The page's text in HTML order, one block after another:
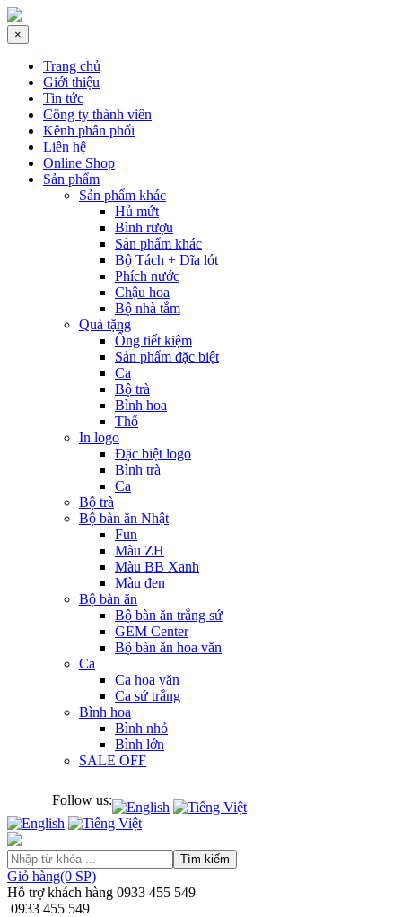
×
Trang chủ
Giới thiệu
Tin tức
Công ty thành viên
Kênh phân phối
Liên hệ
Online Shop
Sản phẩm
Sản phẩm khác
Hủ mứt
Bình rượu
Sản phẩm khác
Bộ Tách + Dĩa lót
Phích nước
Chậu hoa
Bộ nhà tắm
Quà tặng
Ống tiết kiệm
Sản phẩm đặc biệt
Ca
Bộ trà
Bình hoa
Thố
In logo
Đặc biệt logo
Bình trà
Ca
Bộ trà
Bộ bàn ăn Nhật
Fun
Màu ZH
Màu BB Xanh
Màu đen
Bộ bàn ăn
Bộ bàn ăn trắng sứ
GEM Center
Bộ bàn ăn hoa văn
Ca
Ca hoa văn
Ca sứ trắng
Bình hoa
Bình nhỏ
Bình lớn
SALE OFF
Follow us:
Tìm kiếm
Giỏ hàng(0 SP)
Hỗ trợ khách hàng 0933 455 549
0933 455 549